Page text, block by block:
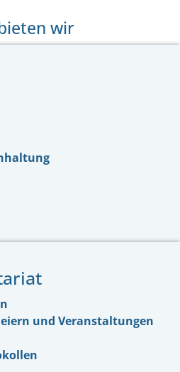
wir
und Veranstaltungen